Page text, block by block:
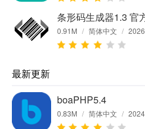
条形码生成器1.3 官
0.91M / 简体中文 /
最新更新
boaPHP5.4
0.83M / 简体中文 /